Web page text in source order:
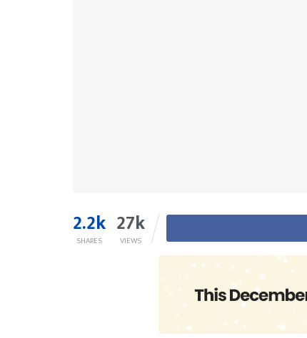
2.2k
SHARES
27k
VIEWS